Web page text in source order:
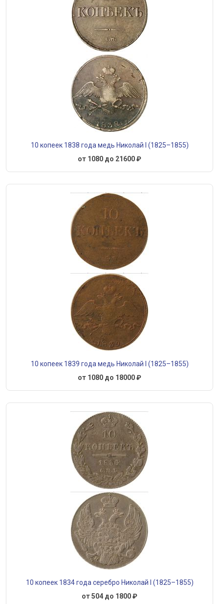
10 копеек 1838 года медь Николай I (1825–1855)
от 1080 до 21600 ₽
10 копеек 1839 года медь Николай I (1825–1855)
от 1080 до 18000 ₽
10 копеек 1834 года серебро Николай I (1825–1855)
от 504 до 1800 ₽